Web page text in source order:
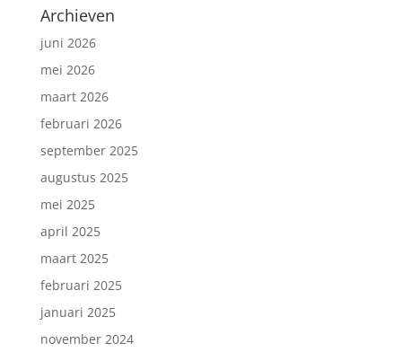
Archieven
juni 2026
mei 2026
maart 2026
februari 2026
september 2025
augustus 2025
mei 2025
april 2025
maart 2025
februari 2025
januari 2025
november 2024